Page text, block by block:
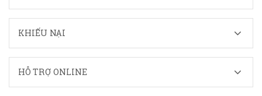
KHIẾU NẠI
HỖ TRỢ ONLINE